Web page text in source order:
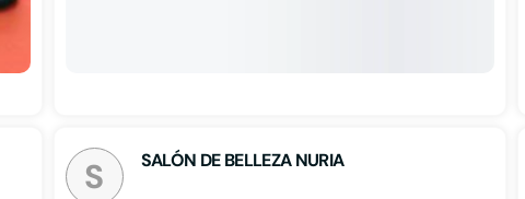
S SALÓN DE BELLEZA NURIA